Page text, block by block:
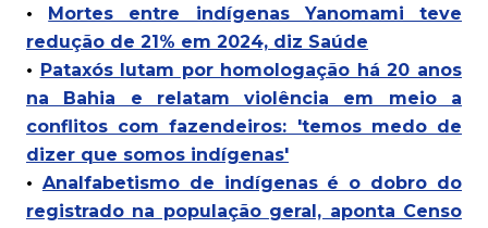
•
Mortes entre indígenas Yanomami teve
redução de 21% em 2024, diz Saúde
• Pataxós lutam por homologação há 20 anos
na Bahia e relatam violência em meio a
conflitos com fazendeiros: 'temos medo de
dizer que somos indígenas'
• Analfabetismo de indígenas é o dobro do
registrado na população geral, aponta Censo